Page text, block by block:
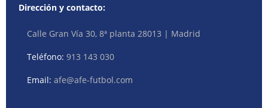
Dirección y contacto:
Calle Gran Vía 30, 8ª planta 28013 | Madrid
Teléfono:913 143 030
Email:afe@afe-futbol.com